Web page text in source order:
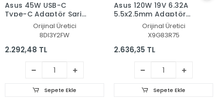
Asus 45W USB-C
Type-C Adaptör Şarj
Aleti-CihazıOrijinal Üretici
8DI3Y2FW
2.292,48 TL
Sepete Ekle
Asus 120W 19V 6.32A
5.5x2.5mm Adaptör
Şarj Aleti-Cihazı
Orijinal Üretici
X9G83R75
2.636,35 TL
Sepete Ekle